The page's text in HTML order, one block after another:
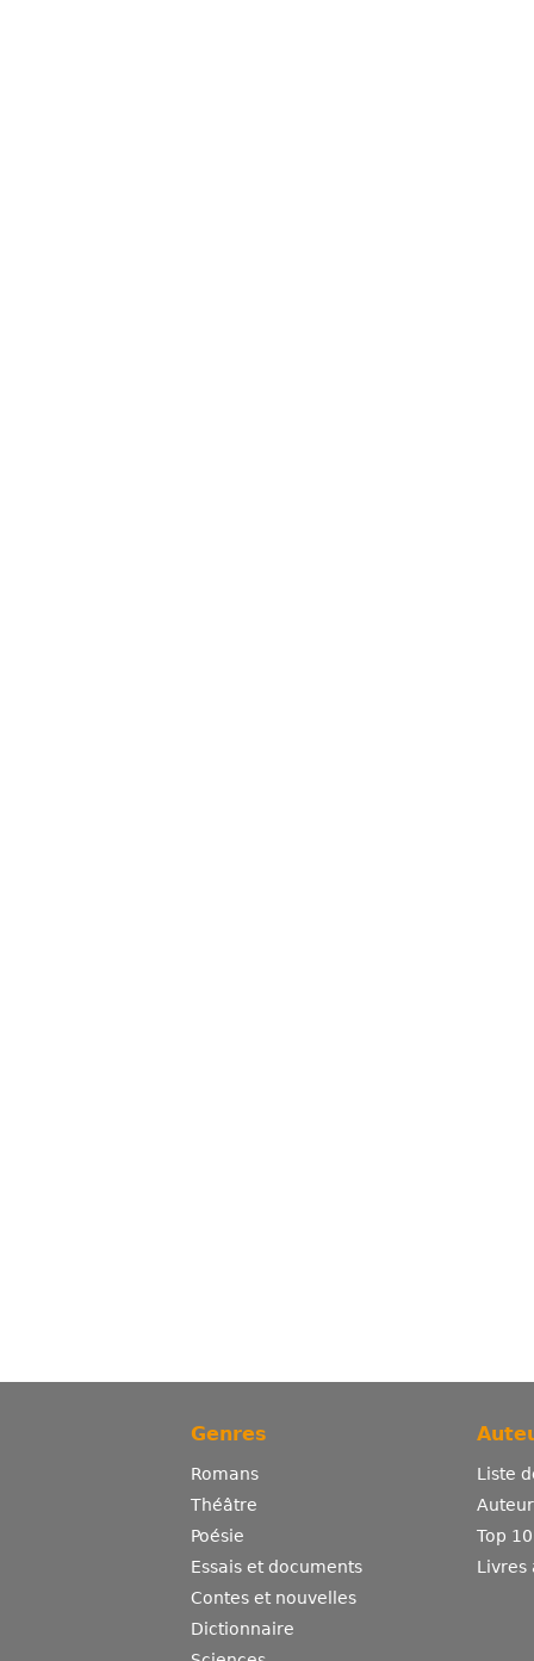
Genres
Romans
Théâtre
Poésie
Essais et documents
Contes et nouvelles
Dictionnaire
Liste
Top
Livres